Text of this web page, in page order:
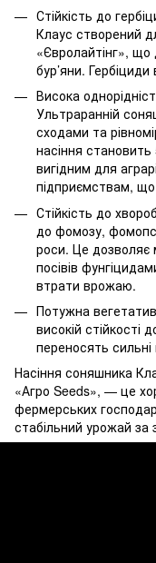
Стійкість до
Клаус створений
«Євролайтінг»,
бур’яни.
Висока
Ультраранній
сходами та
насіння
вигідним для
підприємствам,
Стійкість до
до фомозу,
роси. Це дозволяє
посівів
втрати врожаю.
Потужна
високій стійкості
переносять сильні
Насіння соняшника
«Агро Seeds», — це
фермерських
стабільний урожай за